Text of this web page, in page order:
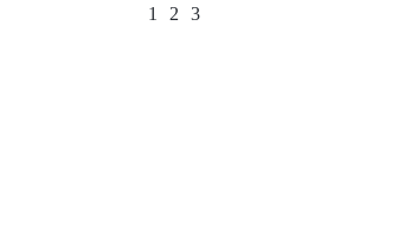
1 2 3